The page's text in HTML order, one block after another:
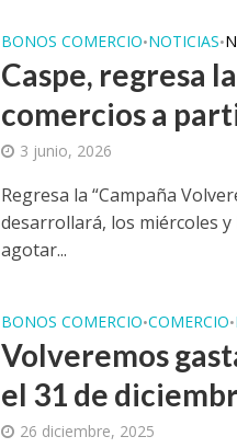
BONOS COMERCIO•NOTICIAS•
Caspe, regresa
comercios a
3 junio, 2026
Regresa la “Campaña
desarrollará, los miércoles
agotar...
BONOS COMERCIO•COMERCIO•
Volveremos
el 31 de
26 diciembre, 2025